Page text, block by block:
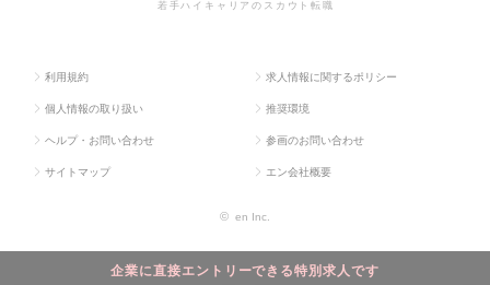
企業に直接エントリーできる特別求人です
若手ハイキャリアのスカウト転職
利用規約 求人情報に関するポリシー
個人情報の取り扱い 推奨環境
ヘルプ・お問い合わせ 参画のお問い合わせ
サイトマップ エン会社概要
© en Inc.